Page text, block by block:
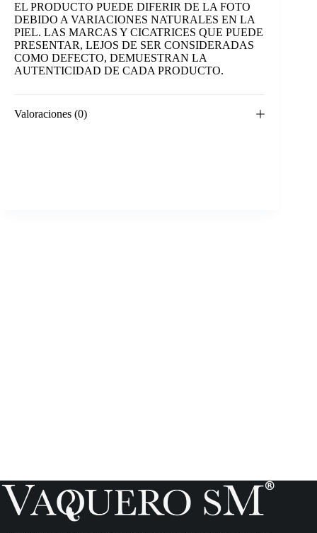
EL PRODUCTO PUEDE DIFERIR DE LA FOTO
DEBIDO A VARIACIONES NATURALES EN LA
PIEL. LAS MARCAS Y CICATRICES QUE PUEDE
PRESENTAR, LEJOS DE SER CONSIDERADAS
COMO DEFECTO, DEMUESTRAN LA
AUTENTICIDAD DE CADA PRODUCTO.
Valoraciones (0)